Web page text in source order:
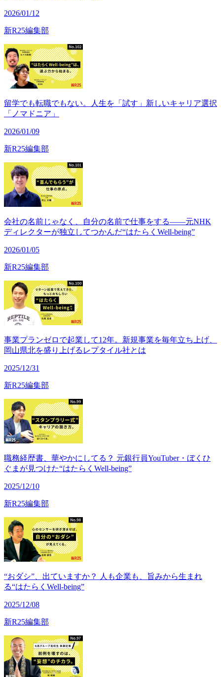
2026/01/12
新R25編集部
留学でも転職でもない。人生を「試す」新しいキャリア選択
「ノマドニア」
2026/01/09
新R25編集部
会社の名前じゃなく、自分の名前で仕事をする——元NHK
ディレクターが独立してつかんだ“はたらくWell-being”
2026/01/05
新R25編集部
事業プランゼロで起業して12年。新規事業を毎年立ち上げ、
岡山県北を盛り上げるレプタイル社とは
2025/12/31
新R25編集部
職務経歴書、華やかにしてる？ 元銀行員YouTuber・ぼくひ
ぐまが見つけた“はたらくWell-being”
2025/12/10
新R25編集部
“おダシ”、出ていますか？ 人も企業も、旨みから生まれ
る“はたらくWell-being”
2025/12/08
新R25編集部